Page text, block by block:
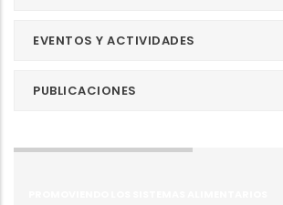
EVENTOS Y ACTIVIDADES
PUBLICACIONES